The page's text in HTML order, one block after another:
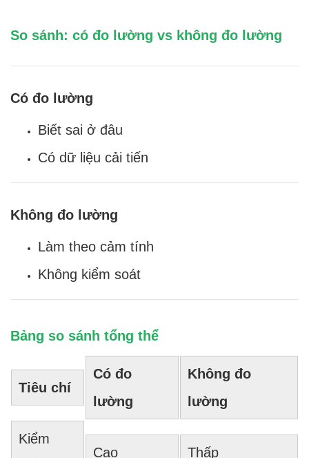
So sánh: có đo lường vs không đo lường
Có đo lường
Biết sai ở đâu
Có dữ liệu cải tiến
Không đo lường
Làm theo cảm tính
Không kiểm soát
Bảng so sánh tổng thể
Tiêu chí
Có đo
lường
Không đo
lường
Kiểm
Cao Thấp